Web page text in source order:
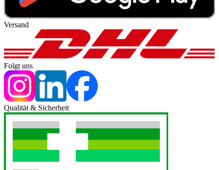
Versand
Folgt uns
Qualität & Sicherheit